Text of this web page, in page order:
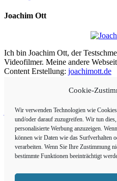
Joachim Ott
Ich bin Joachim Ott, der
Videofilmer. Meine andere
Content Erstellung: joachimott.de
joachimott.de
Panoramafoto-Shop
bestebioweine.de
Kunden:
ecovin-baden.de
Physioplusbayern
Cookie-
Wir verwenden Technologien wie
und/oder darauf zuzugreifen. Wir tun
personalisierte Werbung anzuzeigen.
können wir Daten wie das Surfverhalten
verarbeiten. Wenn Sie Ihre Zustimmung
bestimmte Funktionen beeinträchtigt